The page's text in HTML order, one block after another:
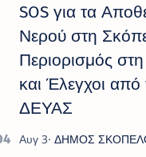
SOS για τα
Νερού στη
Περιορισμός
και Έλεγχοι από
ΔΕΥΑΣ